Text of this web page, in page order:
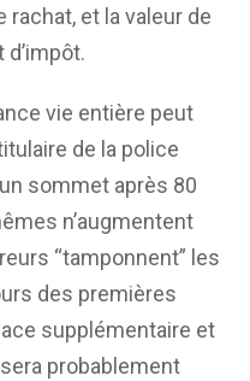
et la valeur de
vie entière peut
de la police
sommet après 80
n’augmentent
“tamponnent” les
des premières
supplémentaire et
probablement